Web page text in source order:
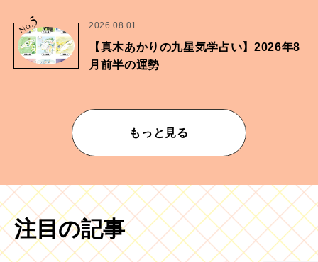
No.5 2026.08.01
【真木あかりの九星気学占い】2026年8
月前半の運勢
もっと見る
注目の記事